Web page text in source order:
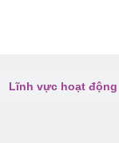
Lĩnh vực hoạt động